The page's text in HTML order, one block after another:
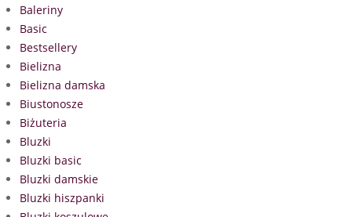
Baleriny
Basic
Bestsellery
Bielizna
Bielizna damska
Biustonosze
Biżuteria
Bluzki
Bluzki basic
Bluzki damskie
Bluzki hiszpanki